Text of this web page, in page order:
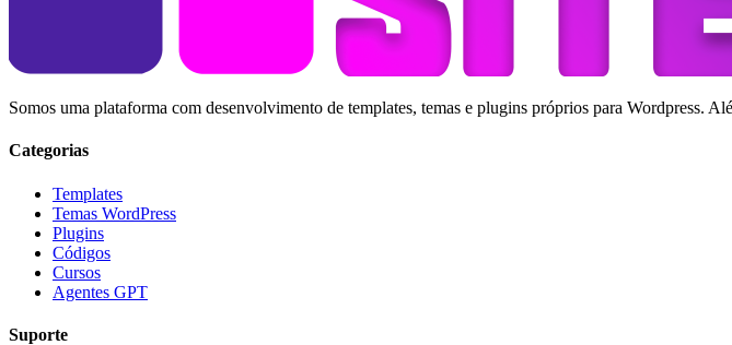
Somos uma plataforma com desenvolvimento de templates, temas e plugins próprios para Wordpress.
Categorias
Templates
Temas WordPress
Plugins
Códigos
Cursos
Agentes GPT
Suporte